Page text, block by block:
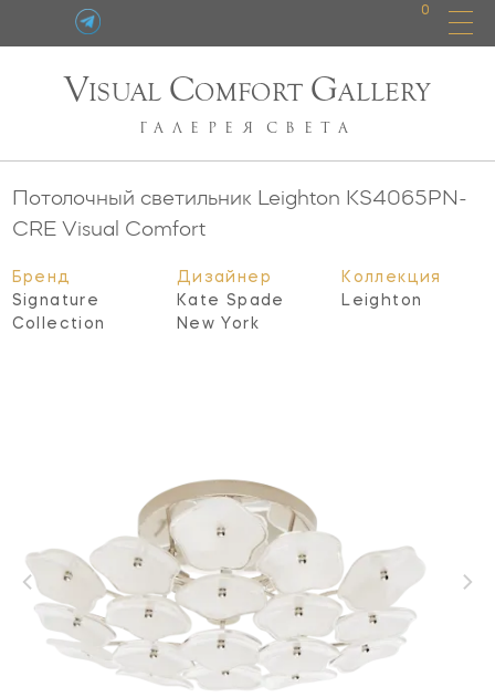
0
VISUAL COMFORT GALLERY
ГАЛЕРЕЯ СВЕТА
Потолочный светильник Leighton KS4065PN-
CREVisual Comfort
Бренд
Signature
Collection
Дизайнер
Kate Spade
New York
Коллекция
Leighton